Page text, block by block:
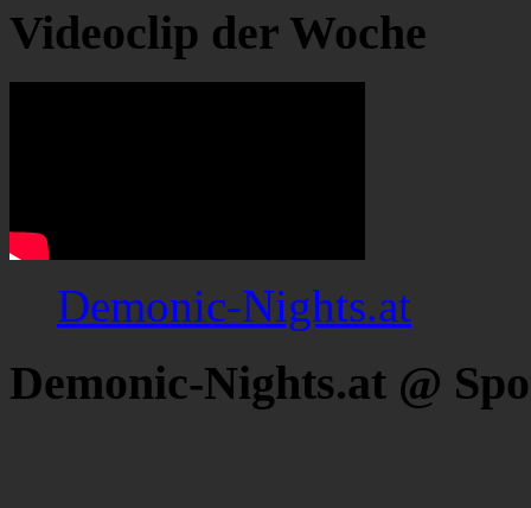
Videoclip der Woche
Demonic-Nights.at
Demonic-Nights.at @